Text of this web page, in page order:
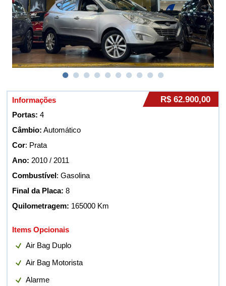
Informações R$ 62.900,00
Portas: 4
Câmbio: Automático
Cor: Prata
Ano: 2010 / 2011
Combustível: Gasolina
Final da Placa: 8
Quilometragem: 165000 Km
Items Opcionais
Air Bag Duplo
Air Bag Motorista
Alarme